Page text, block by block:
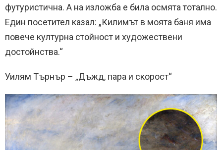
футуристична. А на изложба е била осмята тотално.
Един посетител казал: „Килимът в моята баня има
повече културна стойност и художествени
достойнства.“
Уилям Търнър – „Дъжд, пара и скорост“